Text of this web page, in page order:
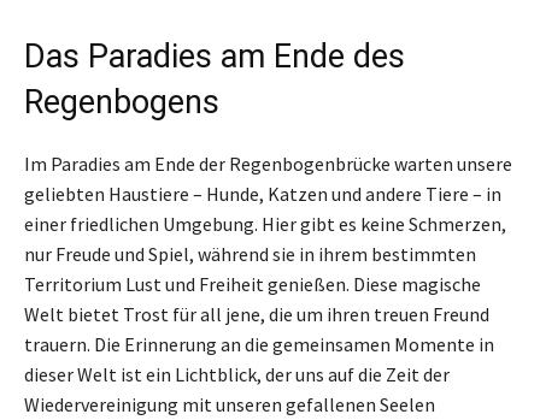
Das Paradies am Ende des
Regenbogens
Im Paradies am Ende der Regenbogenbrücke warten unsere
geliebten Haustiere – Hunde, Katzen und andere Tiere – in
einer friedlichen Umgebung. Hier gibt es keine Schmerzen,
nur Freude und Spiel, während sie in ihrem bestimmten
Territorium Lust und Freiheit genießen. Diese magische
Welt bietet Trost für all jene, die um ihren treuen Freund
trauern. Die Erinnerung an die gemeinsamen Momente in
dieser Welt ist ein Lichtblick, der uns auf die Zeit der
Wiedervereinigung mit unseren gefallenen Seelen